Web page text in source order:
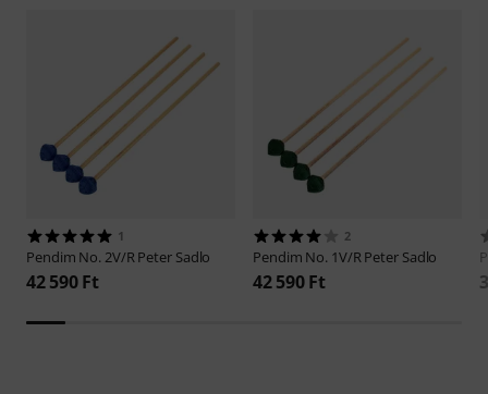
1
Pendim No. 2V/R Peter Sadlo
42 590 Ft
2
Pendim No. 1V/R Peter Sadlo
42 590 Ft